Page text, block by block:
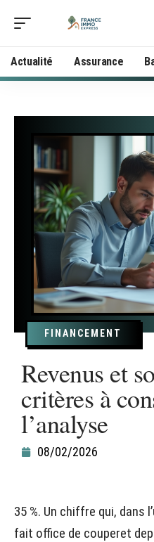
Actualité Assurance
FINANCEMENT
Revenus et
critères à
l’analyse
08/02/2026
35 %. Un chiffre qui, dans
fait office de couperet